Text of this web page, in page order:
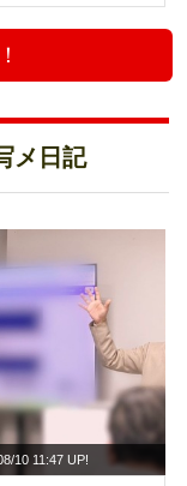
メ日記
10 11:47 UP!